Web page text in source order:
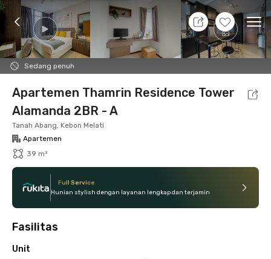
+16
Sedang penuh
10 Agt 26 - Belum tahu
Foto Fasilitas bersama Lokasi Aturan
Apartemen Thamrin Residence Tower
Alamanda 2BR - A
Tanah Abang, Kebon Melati
Apartemen
39 m²
Full Service
Hunian stylish dengan layanan lengkap dan terjamin
Fasilitas
Unit